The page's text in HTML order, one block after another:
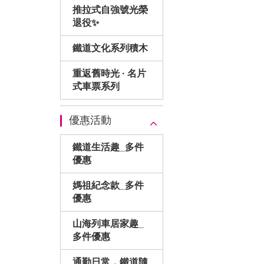
推拉式自強號光榮
退役✨
鐵道文化系列積木
重返舊時光 · 名片
式車票系列
優惠活動
鐵道生活趣_多件
優惠
媽祖紀念款_多件
優惠
山海列車居家趣_
多件優惠
通勤日常．鐵道隨